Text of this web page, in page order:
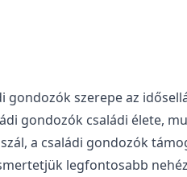
szerepe az
gondozók családi élete,
a családi gondozók
legfontosabb